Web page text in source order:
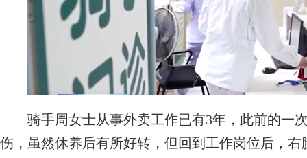
骑手周女士从事外卖工作已有3年，此前的一
伤，虽然休养后有所好转，但回到工作岗位后，